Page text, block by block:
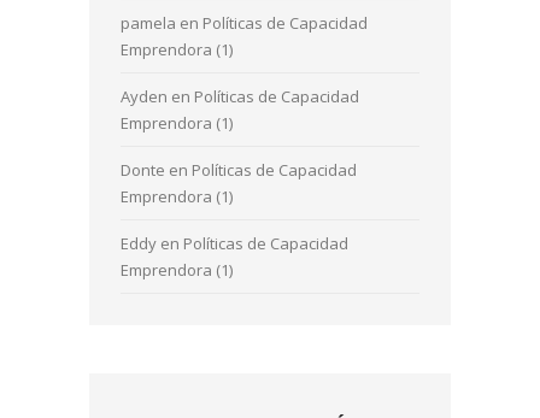
pamela en Políticas de Capacidad
Emprendora (1)
Ayden en Políticas de Capacidad
Emprendora (1)
Donte en Políticas de Capacidad
Emprendora (1)
Eddy en Políticas de Capacidad
Emprendora (1)